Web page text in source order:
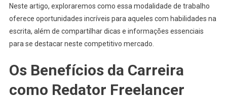
Neste artigo, exploraremos como essa modalidade de trabalho
oferece oportunidades incríveis para aqueles com habilidades na
escrita, além de compartilhar dicas e informações essenciais
para se destacar neste competitivo mercado.
Os Benefícios da Carreira
como Redator Freelancer